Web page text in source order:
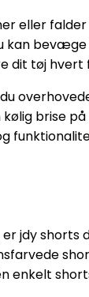
eller
dit tøj
brise
jdy
enkelt